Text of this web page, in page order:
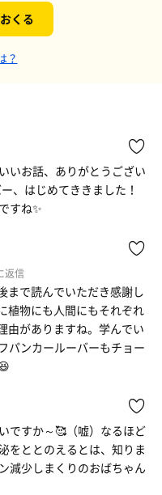
くる
？
いお話、ありがとうござい
、はじめてききました！
すね✨
返信
まで読んでいただき感謝し
植物にも人間にもそれぞれ
由がありますね。学んでい
パンカールーバーもチョー
ですか～🥰（嘘）なるほど
をととのえるとは、知りま
減少しまくりのおばちゃん